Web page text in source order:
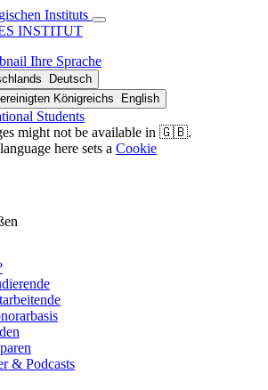
INSTITUT
Ihre Sprache
Deutsch
English
Students
might not be available in 🇬🇧.
here sets a Cookie
& Podcasts